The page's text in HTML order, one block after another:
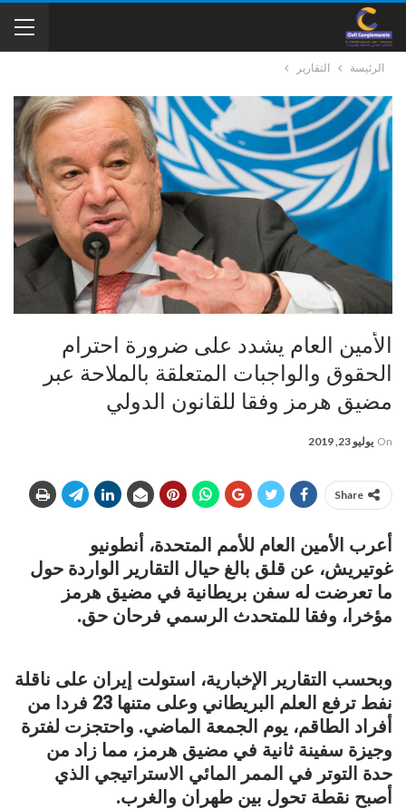
الرئيسة التقارير
الأمين العام يشدد على ضرورة احترام
الحقوق والواجبات المتعلقة بالملاحة عبر
مضيق هرمز وفقا للقانون الدولي
On يوليو 23, 2019
Share
أعرب الأمين العام للأمم المتحدة، أنطونيو
غوتيريش، عن قلق بالغ حيال التقارير الواردة حول
ما تعرضت له سفن بريطانية في مضيق هرمز
مؤخرا، وفقا للمتحدث الرسمي فرحان حق.
وبحسب التقارير الإخبارية، استولت إيران على ناقلة
نفط ترفع العلم البريطاني وعلى متنها 23 فردا من
أفراد الطاقم، يوم الجمعة الماضي. واحتجزت لفترة
وجيزة سفينة ثانية في مضيق هرمز، مما زاد من
حدة التوتر في الممر المائي الاستراتيجي الذي
أصبح نقطة تحول بين طهران والغرب.